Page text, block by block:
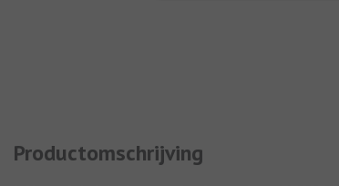
Productomschrijving